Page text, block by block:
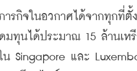
รกิจในอวกาศได้จากทุกที่ตั้
มทุนได้ประมาณ 15 ล้านเห
น Singapore และ